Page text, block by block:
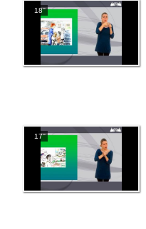
18''
17''